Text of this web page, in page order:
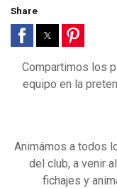
Share
Compartimos los
equipo en la
Animámos a todos
del club, a venir
fichajes y